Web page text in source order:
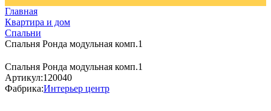
Главная
Квартира и дом
Спальни
Спальня Ронда модульная комп.1
Спальня Ронда модульная комп.1
Артикул:120040
Фабрика:Интерьер центр